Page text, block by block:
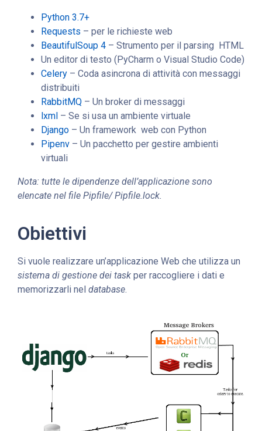
Python 3.7+
Requests – per le richieste web
BeautifulSoup 4 – Strumento per il parsing HTML
Un editor di testo (PyCharm o Visual Studio Code)
Celery – Coda asincrona di attività con messaggi
distribuiti
RabbitMQ – Un broker di messaggi
lxml – Se si usa un ambiente virtuale
Django – Un framework web con Python
Pipenv – Un pacchetto per gestire ambienti
virtuali
Nota: tutte le dipendenze dell’applicazione sono
elencate nel file Pipfile/ Pipfile.lock.
Obiettivi
Si vuole realizzare un’applicazione Web che utilizza un
sistema di gestione dei task per raccogliere i dati e
memorizzarli nel database.